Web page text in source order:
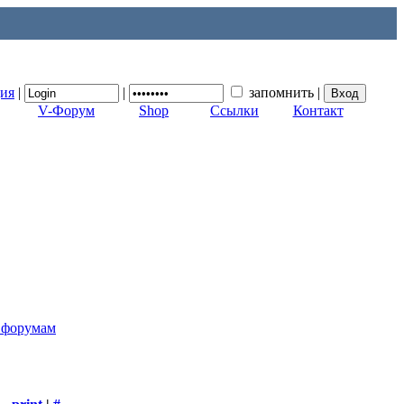
| | запомнить |
V-Форум Shop Ссылки Контакт
форумам